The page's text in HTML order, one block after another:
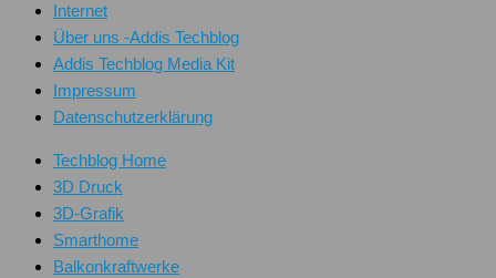
Internet
Über uns -Addis Techblog
Addis Techblog Media Kit
Impressum
Datenschutzerklärung
Techblog Home
3D Druck
3D-Grafik
Smarthome
Balkonkraftwerke